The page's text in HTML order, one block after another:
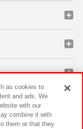
as cookies to
and ads. We
with our
combine it with
them or that they